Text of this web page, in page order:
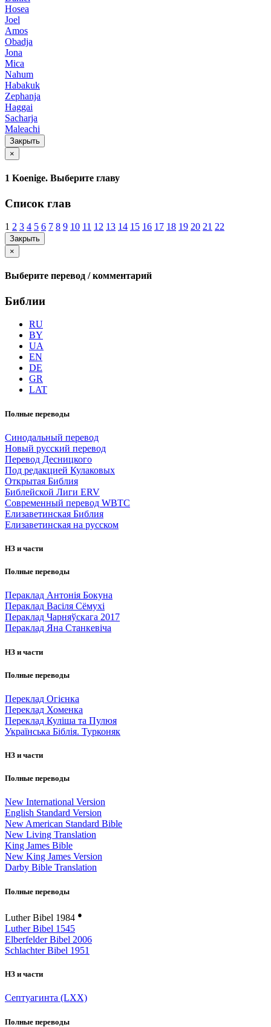
Hosea
Joel
Amos
Obadja
Jona
Mica
Nahum
Habakuk
Zephanja
Haggai
Sacharja
Maleachi
Закрыть
×
1 Koenige. Выберите главу
Список глав
1 2 3 4 5 6 7 8 9 10 11 12 13 14 15 16 17 18 19 20 21 22
Закрыть
×
Выберите перевод / комментарий
Библии
RU
BY
UA
EN
DE
GR
LAT
Полные переводы
Синодальный перевод
Новый русский перевод
Перевод Десницкого
Под редакцией Кулаковых
Открытая Библия
Библейской Лиги ERV
Cовременный перевод WBTC
Елизаветинская Библия
Елизаветинская на русском
НЗ и части
Полные переводы
Пераклад Антонія Бокуна
Пераклад Васіля Сёмухі
Пераклад Чарняўскага 2017
Пераклад Яна Станкевіча
НЗ и части
Полные переводы
Переклад Огієнка
Переклад Хоменка
Переклад Куліша та Пулюя
Українська Біблія. Турконяк
НЗ и части
Полные переводы
New International Version
English Standard Version
New American Standard Bible
New Living Translation
King James Bible
New King James Version
Darby Bible Translation
Полные переводы
Luther Bibel 1984 ●
Luther Bibel 1545
Elberfelder Bibel 2006
Schlachter Bibel 1951
НЗ и части
Септуагинта (LXX)
Полные переводы